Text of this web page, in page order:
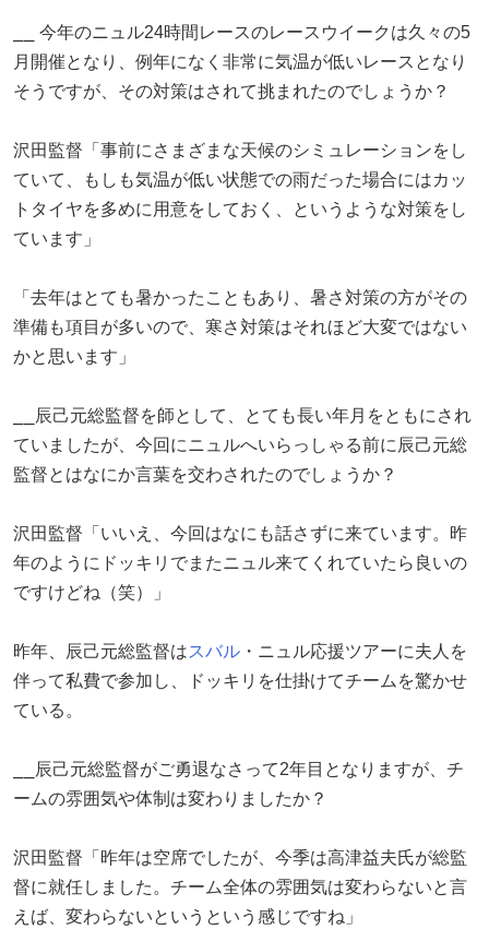
⎯⎯ 今年のニュル24時間レースのレースウイークは久々の5
月開催となり、例年になく非常に気温が低いレースとなり
そうですが、その対策はされて挑まれたのでしょうか？
沢田監督「事前にさまざまな天候のシミュレーションをし
ていて、もしも気温が低い状態での雨だった場合にはカッ
トタイヤを多めに用意をしておく、というような対策をし
ています」
「去年はとても暑かったこともあり、暑さ対策の方がその
準備も項目が多いので、寒さ対策はそれほど大変ではない
かと思います」
⎯⎯辰己元総監督を師として、とても長い年月をともにされ
ていましたが、今回にニュルへいらっしゃる前に辰己元総
監督とはなにか言葉を交わされたのでしょうか？
沢田監督「いいえ、今回はなにも話さずに来ています。昨
年のようにドッキリでまたニュル来てくれていたら良いの
ですけどね（笑）」
昨年、辰己元総監督はスバル ・ニュル応援ツアーに夫人を
伴って私費で参加し、ドッキリを仕掛けてチームを驚かせ
ている。
⎯⎯辰己元総監督がご勇退なさって2年目となりますが、チ
ームの雰囲気や体制は変わりましたか？
沢田監督「昨年は空席でしたが、今季は高津益夫氏が総監
督に就任しました。チーム全体の雰囲気は変わらないと言
えば、変わらないというという感じですね」